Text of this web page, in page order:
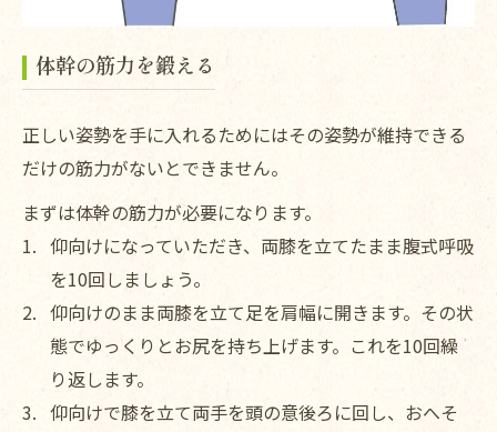
体幹の筋力を鍛える
正しい姿勢を手に入れるためにはその姿勢が維持できる
だけの筋力がないとできません。
まずは体幹の筋力が必要になります。
仰向けになっていただき、両膝を立てたまま腹式呼吸
を10回しましょう。
仰向けのまま両膝を立て足を肩幅に開きます。その状
態でゆっくりとお尻を持ち上げます。これを10回繰
り返します。
仰向けで膝を立て両手を頭の意後ろに回し、おへそ